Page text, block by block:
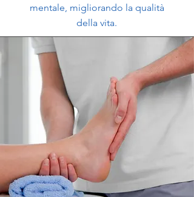
mentale, migliorando la qualità
della vita.